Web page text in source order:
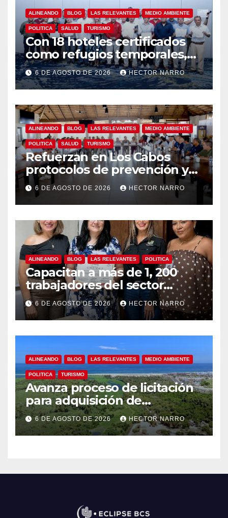
ALINEANDO BLOG LAS RELEVANTES MEDIO AMBIENTE
POLITICA SALUD TURISMO
Con 18 hoteles certificados
como refugios temporales,
Gobierno de Los Cabos
refuerza la prevención y
garantiza un destino seguro
6 DE AGOSTO DE 2026 HECTOR NARRO
ALINEANDO BLOG LAS RELEVANTES MEDIO AMBIENTE
POLITICA SALUD TURISMO
Refuerzan en Los Cabos
protocolos de prevención y
rescate en playas ante oleaje
y temporada de ciclones
6 DE AGOSTO DE 2026 HECTOR NARRO
ALINEANDO BLOG LAS RELEVANTES POLITICA
Capacitan a más de 1, 200
trabajadores del sector
hotelero en derechos
humanos y respeto laboral
en Los Cabos
6 DE AGOSTO DE 2026 HECTOR NARRO
ALINEANDO BLOG LAS RELEVANTES MEDIO AMBIENTE
POLITICA TURISMO
Avanza proceso de licitación
para adquisición de
maquinaria del Plan de
Regeneración del Estero
Josefino
6 DE AGOSTO DE 2026 HECTOR NARRO